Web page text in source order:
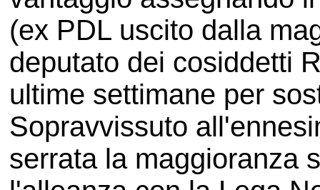
(ex PDL uscito dalla
deputato dei cosiddetti
ultime settimane per
Sopravvissuto
serrata la maggioranza